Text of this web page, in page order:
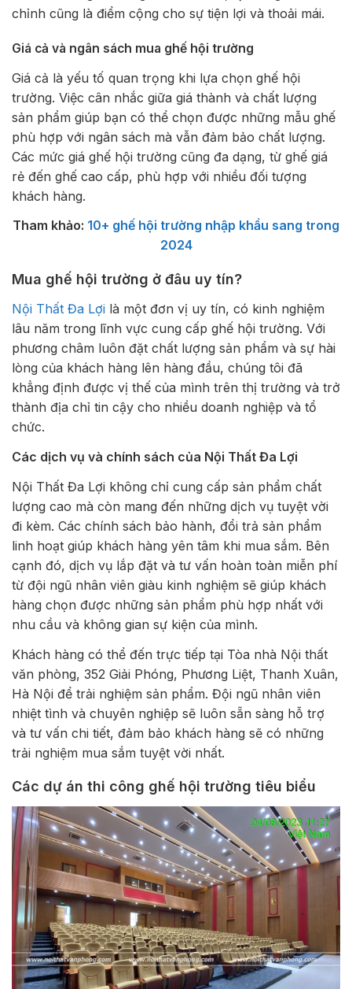
chỉnh cũng là điểm cộng cho sự tiện lợi và thoải mái.
Giá cả và ngân sách mua ghế hội trường
Giá cả là yếu tố quan trọng khi lựa chọn ghế hội
trường. Việc cân nhắc giữa giá thành và chất lượng
sản phẩm giúp bạn có thể chọn được những mẫu ghế
phù hợp với ngân sách mà vẫn đảm bảo chất lượng.
Các mức giá ghế hội trường cũng đa dạng, từ ghế giá
rẻ đến ghế cao cấp, phù hợp với nhiều đối tượng
khách hàng.
Tham khảo: 10+ ghế hội trường nhập khẩu sang trong
2024
Mua ghế hội trường ở đâu uy tín?
Nội Thất Đa Lợi là một đơn vị uy tín, có kinh nghiệm
lâu năm trong lĩnh vực cung cấp ghế hội trường. Với
phương châm luôn đặt chất lượng sản phẩm và sự hài
lòng của khách hàng lên hàng đầu, chúng tôi đã
khẳng định được vị thế của mình trên thị trường và trở
thành địa chỉ tin cậy cho nhiều doanh nghiệp và tổ
chức.
Các dịch vụ và chính sách của Nội Thất Đa Lợi
Nội Thất Đa Lợi không chỉ cung cấp sản phẩm chất
lượng cao mà còn mang đến những dịch vụ tuyệt vời
đi kèm. Các chính sách bảo hành, đổi trả sản phẩm
linh hoạt giúp khách hàng yên tâm khi mua sắm. Bên
cạnh đó, dịch vụ lắp đặt và tư vấn hoàn toàn miễn phí
từ đội ngũ nhân viên giàu kinh nghiệm sẽ giúp khách
hàng chọn được những sản phẩm phù hợp nhất với
nhu cầu và không gian sự kiện của mình.
Khách hàng có thể đến trực tiếp tại Tòa nhà Nội thất
văn phòng, 352 Giải Phóng, Phương Liệt, Thanh Xuân,
Hà Nội để trải nghiệm sản phẩm. Đội ngũ nhân viên
nhiệt tình và chuyên nghiệp sẽ luôn sẵn sàng hỗ trợ
và tư vấn chi tiết, đảm bảo khách hàng sẽ có những
trải nghiệm mua sắm tuyệt vời nhất.
Các dự án thi công ghế hội trường tiêu biểu